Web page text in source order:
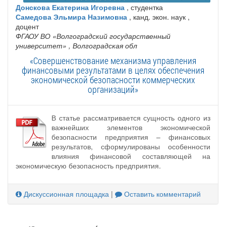
Донскова Екатерина Игоревна , студентка
Самедова Эльмира Назимовна , канд. экон. наук ,
доцент
ФГАОУ ВО «Волгоградский государственный
университет» , Волгоградская обл
«Совершенствование механизма управления
финансовыми результатами в целях обеспечения
экономической безопасности коммерческих
организаций»
В статье рассматривается сущность одного из
важнейших элементов экономической
безопасности предприятия – финансовых
результатов, сформулированы особенности
влияния финансовой составляющей на
экономическую безопасность предприятия.
Дискуссионная площадка | Оставить комментарий